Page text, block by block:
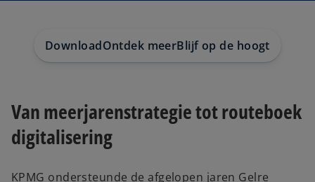
DownloadOntdek meerBlijf op de hoogte
Van meerjarenstrategie tot routeboek
digitalisering
KPMG ondersteunde de afgelopen jaren Gelre